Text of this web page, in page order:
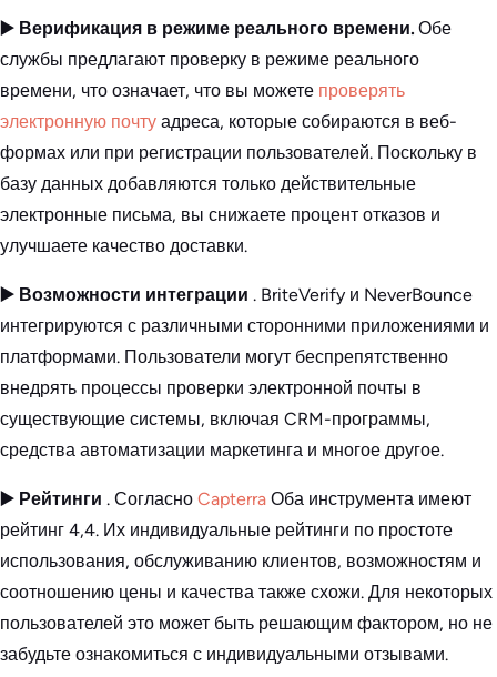
▶️ Верификация в режиме реального времени. Обе
службы предлагают проверку в режиме реального
времени, что означает, что вы можете проверять
электронную почту адреса, которые собираются в веб-
формах или при регистрации пользователей. Поскольку в
базу данных добавляются только действительные
электронные письма, вы снижаете процент отказов и
улучшаете качество доставки.
▶️ Возможности интеграции . BriteVerify и NeverBounce
интегрируются с различными сторонними приложениями и
платформами. Пользователи могут беспрепятственно
внедрять процессы проверки электронной почты в
существующие системы, включая CRM-программы,
средства автоматизации маркетинга и многое другое.
▶️ Рейтинги . Согласно Capterra Оба инструмента имеют
рейтинг 4,4. Их индивидуальные рейтинги по простоте
использования, обслуживанию клиентов, возможностям и
соотношению цены и качества также схожи. Для некоторых
пользователей это может быть решающим фактором, но не
забудьте ознакомиться с индивидуальными отзывами.